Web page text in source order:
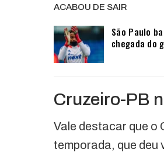
ACABOU DE SAIR
São Paulo
chegada do
Cruzeiro-PB
Vale destacar que o
temporada, que deu